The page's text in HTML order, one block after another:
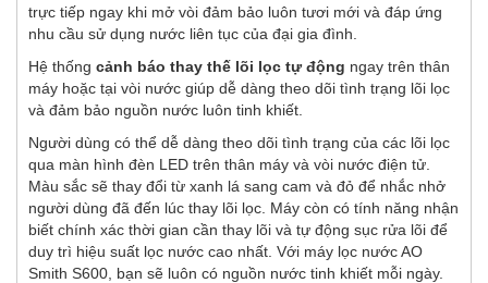
trực tiếp ngay khi mở vòi đảm bảo luôn tươi mới và đáp ứng
nhu cầu sử dụng nước liên tục của đại gia đình.
Hệ thống cảnh báo thay thế lõi lọc tự động ngay trên thân
máy hoặc tại vòi nước giúp dễ dàng theo dõi tình trạng lõi lọc
và đảm bảo nguồn nước luôn tinh khiết.
Người dùng có thể dễ dàng theo dõi tình trạng của các lõi lọc
qua màn hình đèn LED trên thân máy và vòi nước điện tử.
Màu sắc sẽ thay đổi từ xanh lá sang cam và đỏ để nhắc nhở
người dùng đã đến lúc thay lõi lọc. Máy còn có tính năng nhận
biết chính xác thời gian cần thay lõi và tự động sục rửa lõi để
duy trì hiệu suất lọc nước cao nhất. Với máy lọc nước AO
Smith S600, bạn sẽ luôn có nguồn nước tinh khiết mỗi ngày.